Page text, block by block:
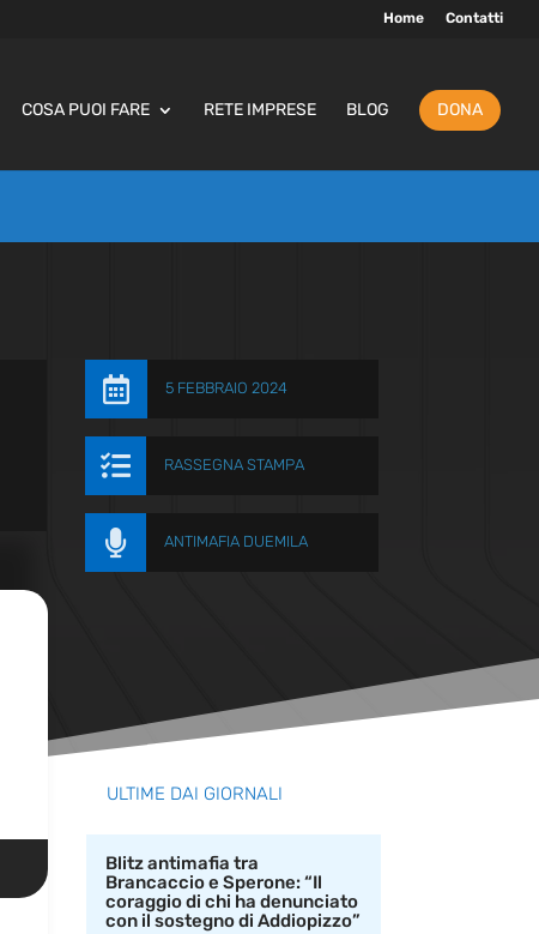
Home Contatti
COSA PUOI FARE RETE IMPRESE BLOG DONA
 5 FEBBRAIO 2024
 RASSEGNA STAMPA
 ANTIMAFIA DUEMILA
ULTIME DAI GIORNALI
Blitz antimafia tra
Brancaccio e Sperone: “Il
coraggio di chi ha denunciato
con il sostegno di Addiopizzo”